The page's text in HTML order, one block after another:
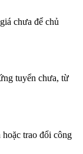
chưa để chủ
tuyển chưa, từ
trao đổi công